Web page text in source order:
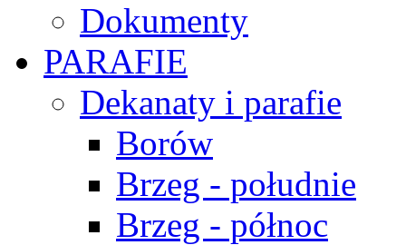
Dokumenty
PARAFIE
Dekanaty i parafie
Borów
Brzeg - południe
Brzeg - północ